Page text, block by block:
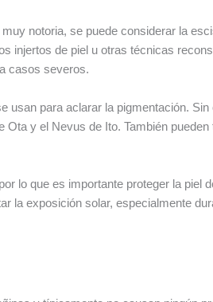
notoria, se puede considerar la
injertos de piel u otras técnicas
casos severos.
usan para aclarar la pigmentación. Sin
y el Nevus de Ito. También pueden
lo que es importante proteger la piel
la exposición solar, especialmente